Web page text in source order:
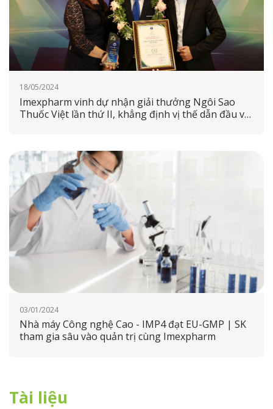
18/05/2024
Imexpharm vinh dự nhận giải thưởng Ngôi Sao
Thuốc Việt lần thứ II, khẳng định vị thế dẫn đầu về
03/01/2024
Nhà máy Công nghệ Cao - IMP4 đạt EU-GMP | SK
tham gia sâu vào quản trị cùng Imexpharm
Tài liệu